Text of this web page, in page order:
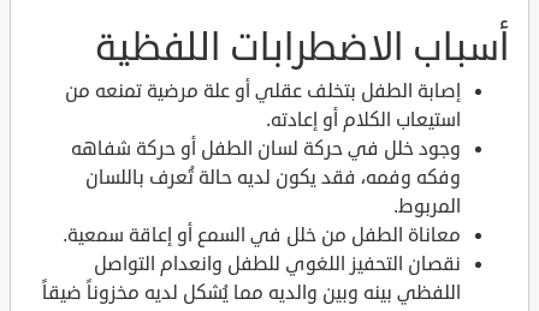
أسباب الاضطرابات اللفظية
إصابة الطفل بتخلف عقلي أو علة مرضية تمنعه من
استيعاب الكلام أو إعادته.
وجود خلل في حركة لسان الطفل أو حركة شفاهه
وفكه وفمه، فقد يكون لديه حالة تُعرف باللسان
المربوط.
معاناة الطفل من خلل في السمع أو إعاقة سمعية.
نقصان التحفيز اللغوي للطفل وانعدام التواصل
اللفظي بينه وبين والديه مما يُشكل لديه مخزوناً ضيقاً